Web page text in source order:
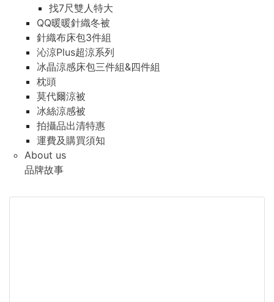
找7尺雙人特大
QQ暖暖針織冬被
針織布床包3件組
沁涼Plus超涼系列
冰晶涼感床包三件組&四件組
枕頭
莫代爾涼被
冰絲涼感被
拍攝品出清特惠
運費及購買須知
About us
品牌故事